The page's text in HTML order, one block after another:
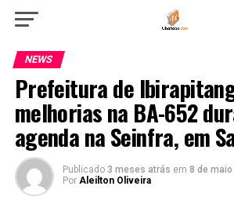
NEWS
Prefeitura de
melhorias na BA-652
agenda na Seinfra, em
Publicado 3 meses atrás em 8 de
Por Aleilton Oliveira